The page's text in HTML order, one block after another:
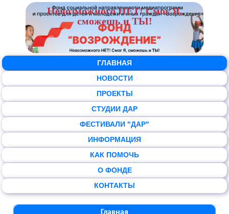
Невозможного НЕТ! Смог Я,
сможешь и ТЫ!
ГЛАВНАЯ
НОВОСТИ
ПРОЕКТЫ
СТУДИИ ДАР
ФЕСТИВАЛИ "ДАР"
ИНФОРМАЦИЯ
КАК ПОМОЧЬ
О ФОНДЕ
КОНТАКТЫ